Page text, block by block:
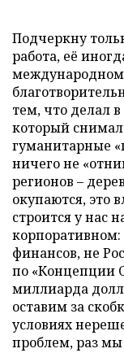
Подчеркну
работа, её
тем, что делал
который снимал
гуманитарные
ничего не
регионов –
окупаются, это
строится у нас
финансов, не
по «Концепции
миллиарда
оставим за
условиях
проблем, раз мы